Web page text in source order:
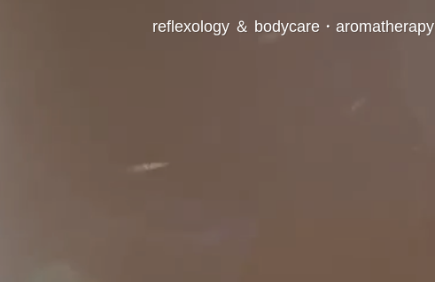
reflexology ＆ bodycare・aromatherapy